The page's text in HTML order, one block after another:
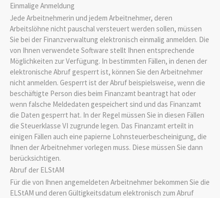
Einmalige Anmeldung
Jede Arbeitnehmerin und jedem Arbeitnehmer, deren
Arbeitslöhne nicht pauschal versteuert werden sollen, müssen
Sie bei der Finanzverwaltung elektronisch einmalig anmelden. Die
von Ihnen verwendete Software stellt Ihnen entsprechende
Möglichkeiten zur Verfügung. In bestimmten Fällen, in denen der
elektronische Abruf gesperrt ist, können Sie den Arbeitnehmer
nicht anmelden. Gesperrt ist der Abruf beispielsweise, wenn die
beschäftigte Person dies beim Finanzamt beantragt hat oder
wenn falsche Meldedaten gespeichert sind und das Finanzamt
die Daten gesperrt hat. In der Regel müssen Sie in diesen Fällen
die Steuerklasse VI zugrunde legen. Das Finanzamt erteilt in
einigen Fällen auch eine papierne Lohnsteuerbescheinigung, die
Ihnen der Arbeitnehmer vorlegen muss. Diese müssen Sie dann
berücksichtigen.
Abruf der ELStAM
Für die von Ihnen angemeldeten Arbeitnehmer bekommen Sie die
ELStAM und deren Gültigkeitsdatum elektronisch zum Abruf